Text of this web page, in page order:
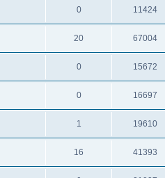
0 11424
20 67004
0 15672
0 16697
1 19610
16 41393